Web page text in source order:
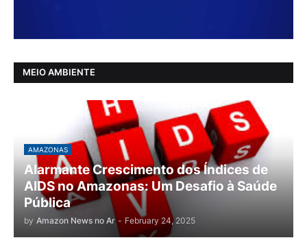
MEIO AMBIENTE
AMAZONAS
Alarmante Crescimento dos Índices de
AIDS no Amazonas: Um Desafio à Saúde
Pública
by Amazon News no Ar - February 24, 2025